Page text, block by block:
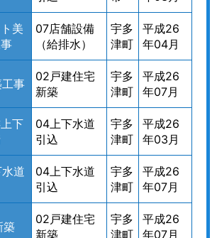
美
07店舗設備
（給排水）
宇多
津町
平成26
年04月
事
02戸建住宅
新築
宇多
津町
平成26
年07月
下
04上下水道
引込
宇多
津町
平成26
年03月
道
04上下水道
引込
宇多
津町
平成26
年07月
築
02戸建住宅
新築
宇多
津町
平成26
年07月